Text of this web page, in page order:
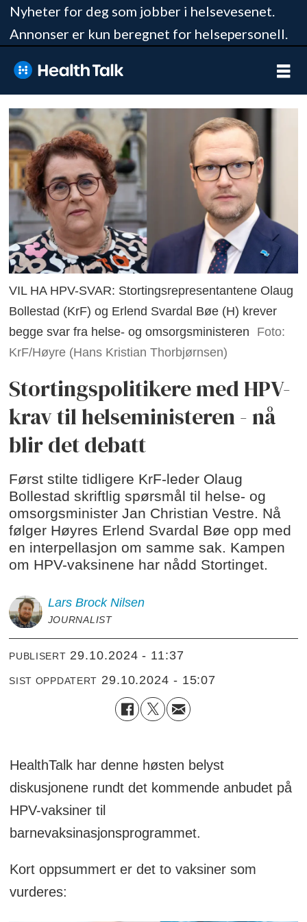
Nyheter for deg som jobber i helsevesenet.
Annonser er kun beregnet for helsepersonell.
VIL HA HPV-SVAR: Stortingsrepresentantene Olaug
Bollestad (KrF) og Erlend Svardal Bøe (H) krever
begge svar fra helse- og omsorgsministeren
Foto:
KrF/Høyre (Hans Kristian Thorbjørnsen)
Stortingspolitikere med HPV-
krav til helseministeren - nå
blir det debatt
Først stilte tidligere KrF-leder Olaug
Bollestad skriftlig spørsmål til helse- og
omsorgsminister Jan Christian Vestre. Nå
følger Høyres Erlend Svardal Bøe opp med
en interpellasjon om samme sak. Kampen
om HPV-vaksinene har nådd Stortinget.
Lars Brock Nilsen
JOURNALIST
PUBLISERT 29.10.2024 - 11:37
SIST OPPDATERT 29.10.2024 - 15:07
HealthTalk har denne høsten belyst
diskusjonene rundt det kommende anbudet på
HPV-vaksiner til
barnevaksinasjonsprogrammet.
Kort oppsummert er det to vaksiner som
vurderes: